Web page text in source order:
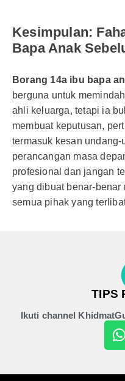
Kesimpulan:
Bapa Anak
Borang 14a ibu bapa
berguna untuk
ahli keluarga, tetapi ia
membuat keputusan,
termasuk kesan
perancangan masa
profesional dan jangan
yang dibuat benar-benar
semua pihak yang
TIPS
Ikuti channel